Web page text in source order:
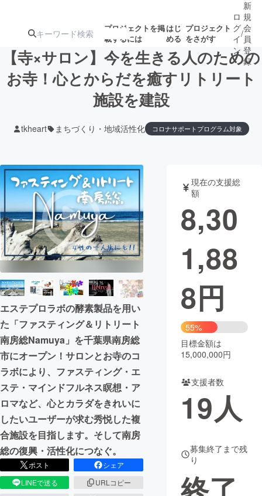
プロジェクトを掲
載するには
はじ
める
プロジェクト
をさがす
注目の新着プロ募集終了が近いプ
テクノロジー・ガジェット ゲーム・サ
映像・映画 書籍・雑誌
ビジネス・起業 チャレンジ
まちづくり・地域活性化
CAMPFIRE for Social Good
CAMPFIRE Creation
CAMPFIREふるさと納税machi-ya コミュニティ
ロ
グ
イ
ン
/
新
規
会
員
登
録
【寺×サロン】今を生きる人のための
お寺！心とからだを癒すリトリート
施設を建設
tkheart まちづくり・地域活性化 コロナサポートプログラム対象
エステプロラボの酵素製品を用い
た「ファスティング＆リトリート
南房総Namuya」を千葉県南房総
市にオープン！サロンとお寺のコ
ラボにより、ファスティング・エ
ステ・マインドフルネス瞑想・ア
ロマなど、心とカラダをきれいに
したいユーザーが求む秀悦した複
合施設を目指します。そして南房
総の復興・活性化につなぐ。
ポスト
シェア
LINEで送る
URLコピー
現在の支援総
額
8,30
1,88
8円
55%
目標金額は
15,000,000円
支援者数
19人
募集終了まで残
り